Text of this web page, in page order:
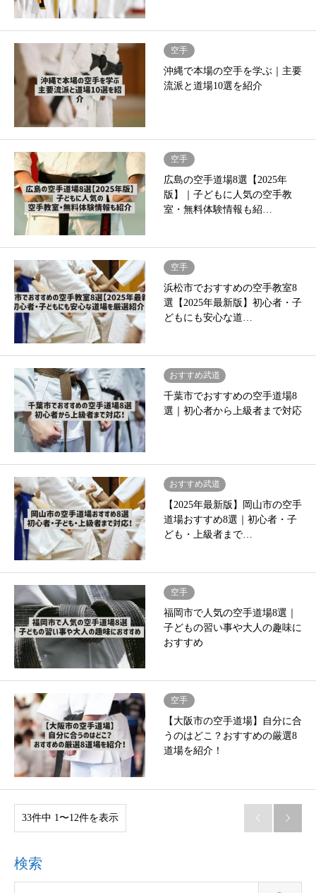
空手
沖縄で本場の空手を学ぶ｜主要
流派と道場10選を紹介
空手
広島の空手道場8選【2025年
版】｜子どもに人気の空手教
室・無料体験情報も紹…
空手
浜松市でおすすめの空手教室8
選【2025年最新版】初心者・子
どもにも安心な道…
おすすめ武道
千葉市でおすすめの空手道場8
選｜初心者から上級者まで対応
おすすめ武道
【2025年最新版】岡山市の空手
道場おすすめ8選｜初心者・子
ども・上級者まで…
空手
福岡市で人気の空手道場8選｜
子どもの習い事や大人の趣味に
おすすめ
空手
【大阪市の空手道場】自分に合
うのはどこ？おすすめの厳選8
道場を紹介！
33件中 1〜12件を表示  
検索